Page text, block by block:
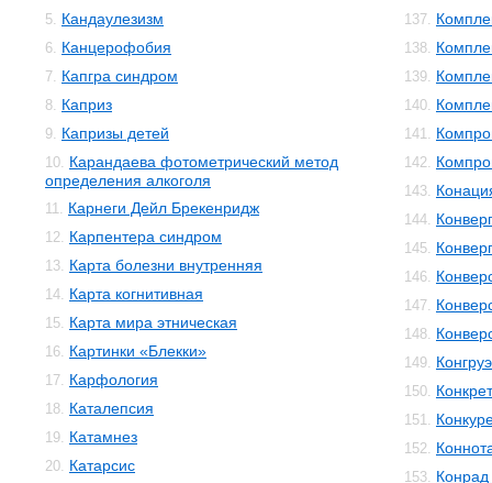
5. Кандаулезизм
6. Канцерофобия
7. Капгра синдром
8. Каприз
9. Капризы детей
10. Карандаева фотометрический метод
определения алкоголя
11. Карнеги Дейл Брекенридж
12. Карпентера синдром
13. Карта болезни внутренняя
14. Карта когнитивная
15. Карта мира этническая
16. Картинки «Блекки»
17. Карфология
18. Каталепсия
19. Катамнез
20. Катарсис
137.
138.
139.
140.
141.
142.
143.
144.
145.
146.
147.
148.
149.
150.
151.
152.
153.